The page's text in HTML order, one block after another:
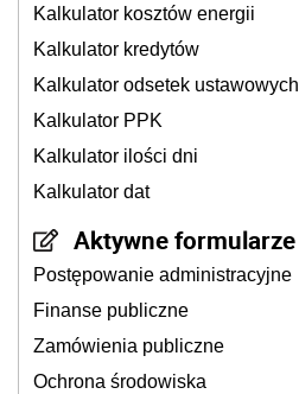
Kalkulator kosztów energii
Kalkulator kredytów
Kalkulator odsetek ustawowych
Kalkulator PPK
Kalkulator ilości dni
Kalkulator dat
Aktywne formularze
Postępowanie administracyjne
Finanse publiczne
Zamówienia publiczne
Ochrona środowiska